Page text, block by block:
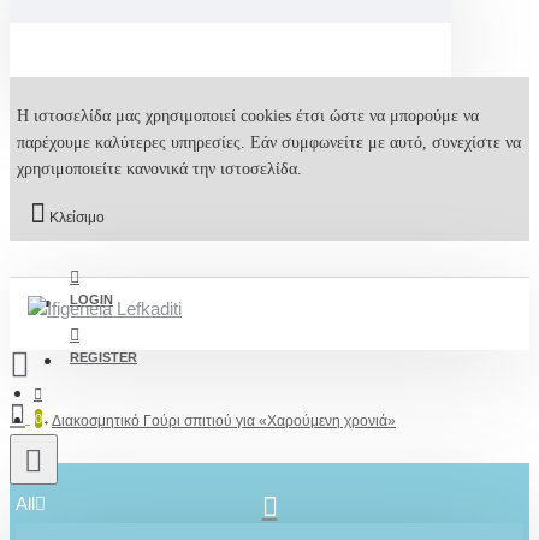
Η ιστοσελίδα μας χρησιμοποιεί cookies έτσι ώστε να μπορούμε να
παρέχουμε καλύτερες υπηρεσίες. Εάν συμφωνείτε με αυτό, συνεχίστε να
χρησιμοποιείτε κανονικά την ιστοσελίδα.
Κλείσιμο
LOGIN
REGISTER
0
All
Διακοσμητικό Γούρι σπιτιού για «Χαρούμενη χρονιά»